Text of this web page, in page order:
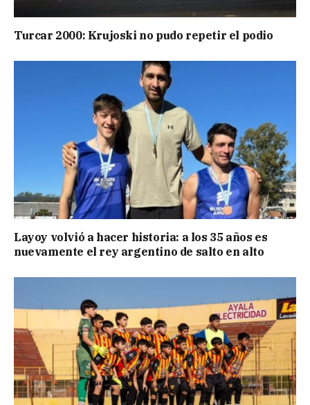
Turcar 2000: Krujoski no pudo repetir el podio
Layoy volvió a hacer historia: a los 35 años es
nuevamente el rey argentino de salto en alto